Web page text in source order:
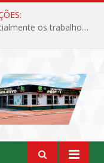
Câmara Municipal de Jacundá abre oficialmente os trabalhos legislativos de 2026